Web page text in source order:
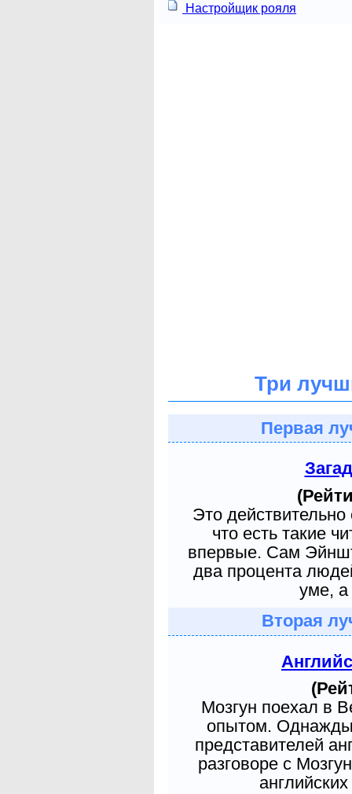
Настройщик рояля
Три
Первая
Это
что есть такие
впервые. Сам
два процента
уме, а
Вторая
Мозгун поехал в
опытом. Однажды
представителей
разговоре с